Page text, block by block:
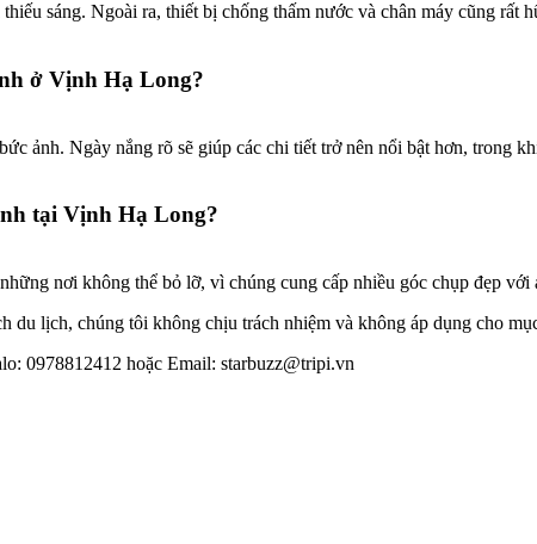
sáng. Ngoài ra, thiết bị chống thấm nước và chân máy cũng rất
ở Vịnh Hạ Long?
ảnh. Ngày nắng rõ sẽ giúp các chi tiết trở nên nổi bật hơn, trong
tại Vịnh Hạ Long?
nơi không thể bỏ lỡ, vì chúng cung cấp nhiều góc chụp đẹp với
lịch, chúng tôi không chịu trách nhiệm và không áp dụng cho
0978812412 hoặc Email: starbuzz@tripi.vn